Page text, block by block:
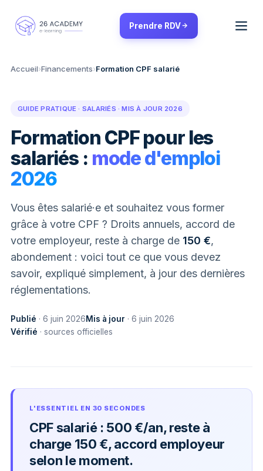
Prendre RDV
Accueil›Financements›Formation CPF salarié
GUIDE PRATIQUE · SALARIÉS · MIS À JOUR 2026
Formation CPF pour les
salariés : mode d'emploi
2026
Vous êtes salarié·e et souhaitez vous former
grâce à votre CPF ? Droits annuels, accord de
votre employeur, reste à charge de 150 €,
abondement : voici tout ce que vous devez
savoir, expliqué simplement, à jour des dernières
réglementations.
Publié · 6 juin 2026Mis à jour · 6 juin 2026
Vérifié · sources officielles
L'ESSENTIEL EN 30 SECONDES
CPF salarié : 500 €/an, reste à
charge 150 €, accord employeur
selon le moment.